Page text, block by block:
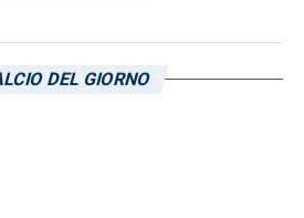
per continuare a
diretta.
DEL GIORNO